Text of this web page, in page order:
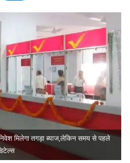
मिलेगा तगड़ा ब्याज,लेकिन समय से पहले